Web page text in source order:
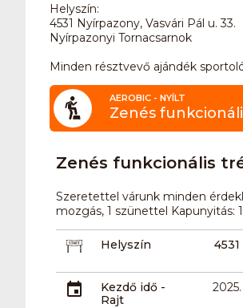
Helyszín:
4531 Nyírpazony, Vasvári Pál u. 33.
Nyírpazonyi Tornacsarnok
Minden résztvevő ajándék
AEROBIC - NYÍLT
Zenés
Zenés funkcionális
Szeretettel várunk minden
mozgás, 1 szünettel Kapunyitás:
Helyszín
Kezdő idő -
Rajt